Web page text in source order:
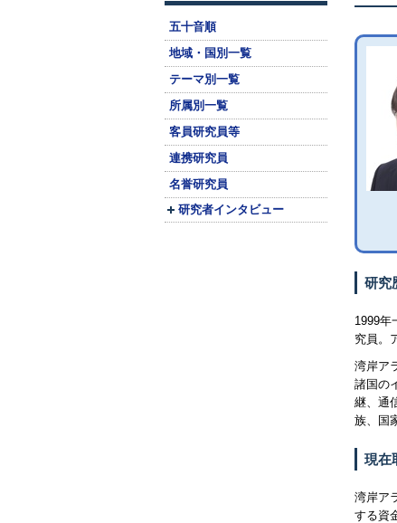
五十音順
地域・国別一覧
テーマ別一覧
所属別一覧
客員研究員等
連携研究員
名誉研究員
研究者インタビュー
研究
1999年
究員。
湾岸ア
諸国の
継、通
族、国
現在
湾岸ア
する資